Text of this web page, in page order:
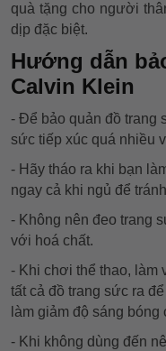
quà tặng cho người
dịp đặc biệt.
Hướng dẫn
Calvin Klein
- Để bảo quản đồ trang
sức tiếp xúc quá nhiều
- Hãy tháo ra khi bạn
ngay cả khi ngủ để
- Không nên đeo trang
với hoá chất.
- Khi chơi thể thao, làm
tất cả đồ trang sức ra
làm giảm độ sáng bóng
- Khi không dùng đến